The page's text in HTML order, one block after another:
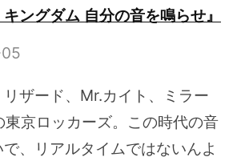
キングダム 自分の音を鳴らせ』
ザード、Mr.カイト、ミラー
東京ロッカーズ。この時代の音
、リアルタイムではないんよ